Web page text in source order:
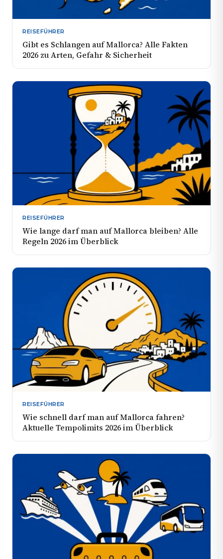
REISEFÜHRER
Gibt es Schlangen auf Mallorca? Alle Fakten
2026 zu Arten, Gefahr & Sicherheit
REISEFÜHRER
Wie lange darf man auf Mallorca bleiben? Alle
Regeln 2026 im Überblick
REISEFÜHRER
Wie schnell darf man auf Mallorca fahren?
Aktuelle Tempolimits 2026 im Überblick